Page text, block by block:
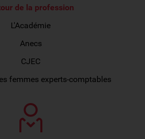
de la profession
L'Académie
Anecs
CJEC
femmes experts-comptables